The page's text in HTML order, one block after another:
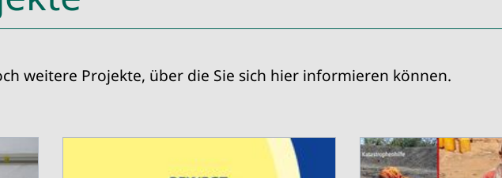
weitere Projekte, über die Sie sich hier informieren können.